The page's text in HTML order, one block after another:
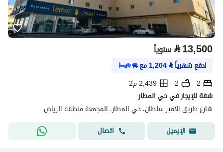
⃁13,500 سنوياً
ادفع شهرياً⃁
1,204مع
2
2
2,439 م2
شقة للإيجار في حي المطار
شارع طريق الامير سلطان، حي المطار، المجمعة منطقة الرياض
الإيميل
اتصال